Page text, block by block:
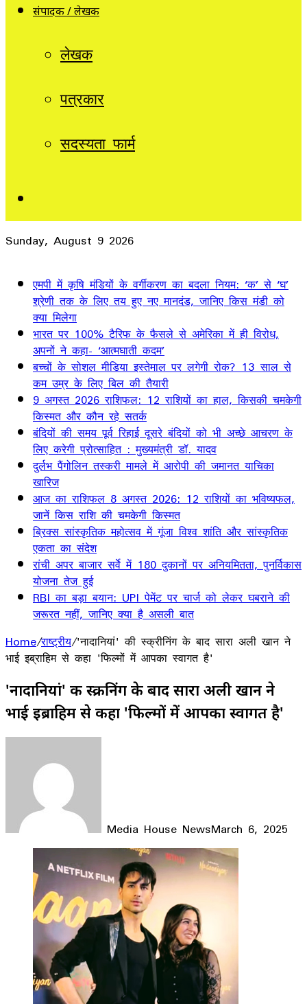
संपादक / लेखक
लेखक
पत्रकार
सदस्यता फार्म
Sunday, August 9 2026
एमपी में कृषि मंडियों के वर्गीकरण का बदला नियम: ‘क’ से ‘घ’
श्रेणी तक के लिए तय हुए नए मानदंड, जानिए किस मंडी को
क्या मिलेगा
भारत पर 100% टैरिफ के फैसले से अमेरिका में ही विरोध,
अपनों ने कहा- ‘आत्मघाती कदम’
बच्चों के सोशल मीडिया इस्तेमाल पर लगेगी रोक? 13 साल से
कम उम्र के लिए बिल की तैयारी
9 अगस्त 2026 राशिफल: 12 राशियों का हाल, किसकी चमकेगी
किस्मत और कौन रहे सतर्क
बंदियों की समय पूर्व रिहाई दूसरे बंदियों को भी अच्छे आचरण के
लिए करेगी प्रोत्साहित : मुख्यमंत्री डॉ. यादव
दुर्लभ पैंगोलिन तस्करी मामले में आरोपी की जमानत याचिका
खारिज
आज का राशिफल 8 अगस्त 2026: 12 राशियों का भविष्यफल,
जानें किस राशि की चमकेगी किस्मत
ब्रिक्स सांस्कृतिक महोत्सव में गूंजा विश्व शांति और सांस्कृतिक
एकता का संदेश
रांची अपर बाजार सर्वे में 180 दुकानों पर अनियमितता, पुनर्विकास
योजना तेज हुई
RBI का बड़ा बयान: UPI पेमेंट पर चार्ज को लेकर घबराने की
जरूरत नहीं, जानिए क्या है असली बात
Home/राष्ट्रीय/'नादानियां' की स्क्रीनिंग के बाद सारा अली खान ने
भाई इब्राहिम से कहा 'फिल्मों में आपका स्वागत है'
'नादानियां' की स्क्रीनिंग के बाद सारा अली खान ने
भाई इब्राहिम से कहा 'फिल्मों में आपका स्वागत है'
Media House NewsMarch 6, 2025
Facebook
LinkedIn
WhatsApp
Telegram